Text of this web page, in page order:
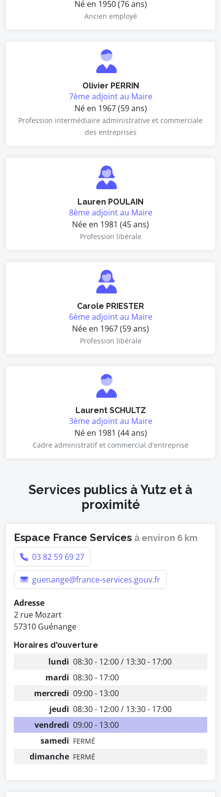
Né en 1950 (76 ans)
Ancien employé
Olivier PERRIN
7ème adjoint au Maire
Né en 1967 (59 ans)
Profession intermédiaire administrative et commerciale
des entreprises
Lauren POULAIN
8ème adjoint au Maire
Née en 1981 (45 ans)
Profession libérale
Carole PRIESTER
6ème adjoint au Maire
Née en 1967 (59 ans)
Profession libérale
Laurent SCHULTZ
3ème adjoint au Maire
Né en 1981 (44 ans)
Cadre administratif et commercial d'entreprise
Services publics à Yutz et à
proximité
Espace France Services à environ 6 km
03 82 59 69 27
guenange@france-services.gouv.fr
Adresse
2 rue Mozart
57310 Guénange
Horaires d'ouverture
lundi 08:30 - 12:00 / 13:30 - 17:00
mardi 08:30 - 17:00
mercredi 09:00 - 13:00
jeudi 08:30 - 12:00 / 13:30 - 17:00
vendredi 09:00 - 13:00
samedi FERMÉ
dimanche FERMÉ